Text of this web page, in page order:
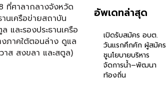
าลากลางจังหวัด
นเครือข่ายสถาบัน
และรองประธานเครือ
ภาคใต้ตอนล่าง ดูแล
ส สงขลา และสตูล)
อัพเดทล่าสุด
เปิดรับสมัคร อบต.
วันแรกคึกคัก ผู้สมัคร
ชูนโยบายบริหาร
จัดการน้ำ–พัฒนา
ท้องถิ่น